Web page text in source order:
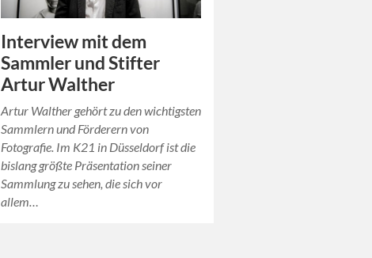
Interview mit dem
Sammler und Stifter
Artur Walther
Artur Walther gehört zu den wichtigsten
Sammlern und Förderern von
Fotografie. Im K21 in Düsseldorf ist die
bislang größte Präsentation seiner
Sammlung zu sehen, die sich vor
allem…